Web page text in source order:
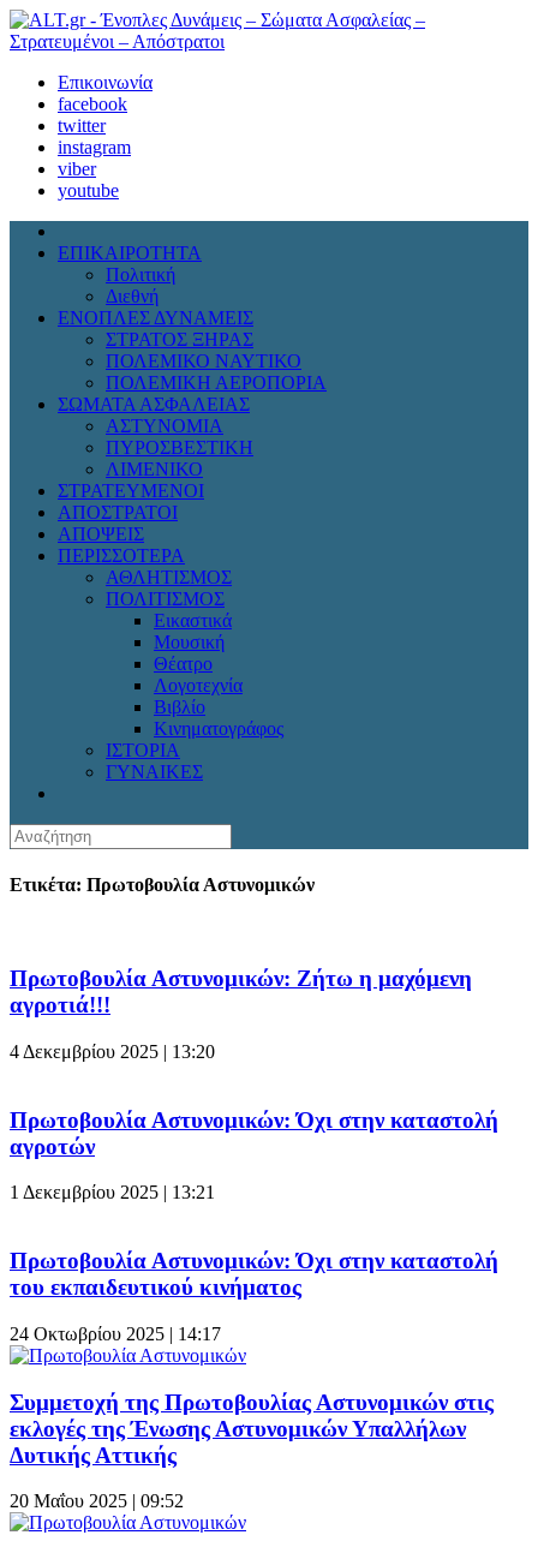
Επικοινωνία
facebook
twitter
instagram
viber
youtube
ΕΠΙΚΑΙΡΟΤΗΤΑ
Πολιτική
Διεθνή
ΕΝΟΠΛΕΣ ΔΥΝΑΜΕΙΣ
ΣΤΡΑΤΟΣ ΞΗΡΑΣ
ΠΟΛΕΜΙΚΟ ΝΑΥΤΙΚΟ
ΠΟΛΕΜΙΚΗ ΑΕΡΟΠΟΡΙΑ
ΣΩΜΑΤΑ ΑΣΦΑΛΕΙΑΣ
ΑΣΤΥΝΟΜΙΑ
ΠΥΡΟΣΒΕΣΤΙΚΗ
ΛΙΜΕΝΙΚΟ
ΣΤΡΑΤΕΥΜΕΝΟΙ
ΑΠΟΣΤΡΑΤΟΙ
ΑΠΟΨΕΙΣ
ΠΕΡΙΣΣΟΤΕΡΑ
ΑΘΛΗΤΙΣΜΟΣ
ΠΟΛΙΤΙΣΜΟΣ
Εικαστικά
Μουσική
Θέατρο
Λογοτεχνία
Βιβλίο
Κινηματογράφος
ΙΣΤΟΡΙΑ
ΓΥΝΑΙΚΕΣ
Ετικέτα: Πρωτοβουλία Αστυνομικών
Πρωτοβουλία Αστυνομικών: Ζήτω η μαχόμενη
αγροτιά!!!
4 Δεκεμβρίου 2025 | 13:20
Πρωτοβουλία Αστυνομικών: Όχι στην καταστολή
αγροτών
1 Δεκεμβρίου 2025 | 13:21
Πρωτοβουλία Αστυνομικών: Όχι στην καταστολή
του εκπαιδευτικού κινήματος
24 Οκτωβρίου 2025 | 14:17
Συμμετοχή της Πρωτοβουλίας Αστυνομικών στις
εκλογές της Ένωσης Αστυνομικών Υπαλλήλων
Δυτικής Αττικής
20 Μαΐου 2025 | 09:52